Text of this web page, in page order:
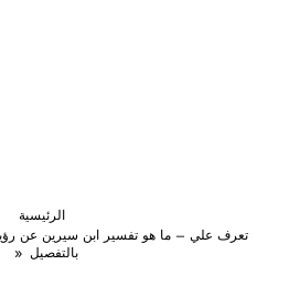
الرئيسية
تعرف علي – ما هو تفسير ابن سيرين عن
بالتفصيل